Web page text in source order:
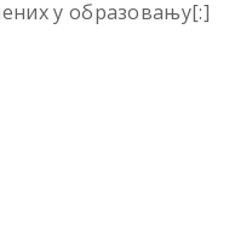
у образовању[:]